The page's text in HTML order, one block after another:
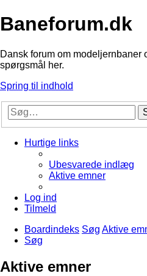
Baneforum.dk
Dansk forum om modeljernbaner
spørgsmål her.
Spring til indhold
Hurtige links
Ubesvarede indlæg
Aktive emner
Log ind
Tilmeld
Boardindeks Søg Aktive
Søg
Aktive emner